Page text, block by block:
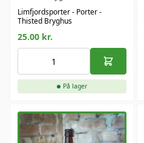
Limfjordsporter - Porter -
Thisted Bryghus
25.00 kr.
På lager